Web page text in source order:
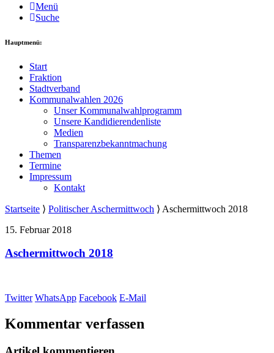
Menü
Suche
Hauptmenü:
Start
Fraktion
Stadtverband
Kommunalwahlen 2026
Unser Kommunalwahlprogramm
Unsere Kandidierendenliste
Medien
Transparenzbekanntmachung
Themen
Termine
Impressum
Kontakt
Startseite ⟩ Politischer Aschermittwoch ⟩ Aschermittwoch 2018
15. Februar 2018
Aschermittwoch 2018
Twitter WhatsApp Facebook E-Mail
Kommentar verfassen